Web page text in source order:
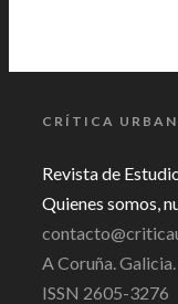
CRÍTICA
Revista de
Quienes somos,
A Coruña. Galicia.
ISSN 2605-3276